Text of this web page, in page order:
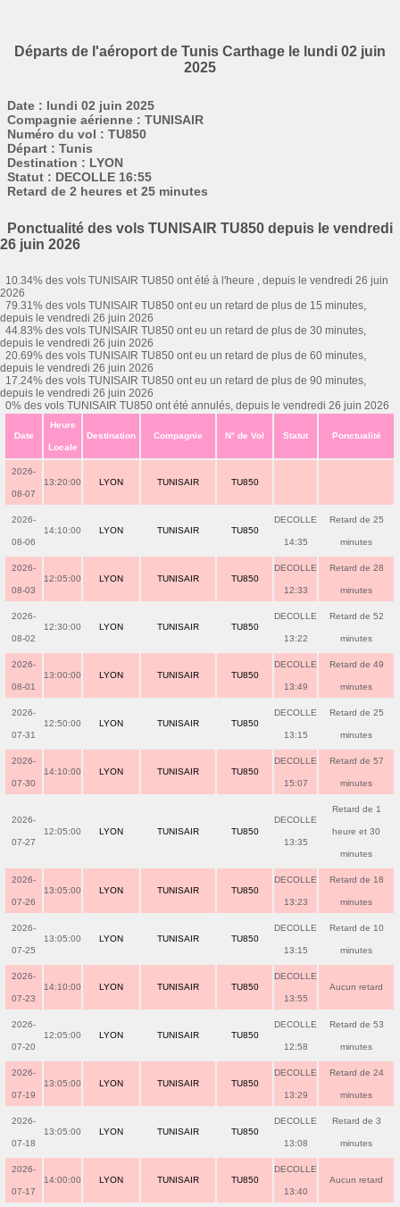
Départs de l'aéroport de Tunis Carthage le lundi 02 juin
2025
Date : lundi 02 juin 2025
Compagnie aérienne : TUNISAIR
Numéro du vol : TU850
Départ : Tunis
Destination : LYON
Statut : DECOLLE 16:55
Retard de 2 heures et 25 minutes
Ponctualité des vols TUNISAIR TU850 depuis le vendredi
26 juin 2026
10.34% des vols TUNISAIR TU850 ont été à l'heure , depuis le vendredi 26 juin
2026
79.31% des vols TUNISAIR TU850 ont eu un retard de plus de 15 minutes,
depuis le vendredi 26 juin 2026
44.83% des vols TUNISAIR TU850 ont eu un retard de plus de 30 minutes,
depuis le vendredi 26 juin 2026
20.69% des vols TUNISAIR TU850 ont eu un retard de plus de 60 minutes,
depuis le vendredi 26 juin 2026
17.24% des vols TUNISAIR TU850 ont eu un retard de plus de 90 minutes,
depuis le vendredi 26 juin 2026
0% des vols TUNISAIR TU850 ont été annulés, depuis le vendredi 26 juin 2026
Date
Heure
Locale
Destination Compagnie N° de Vol Statut Ponctualité
2026-
08-07
13:20:00 LYON TUNISAIR TU850
2026-
08-06
14:10:00 LYON TUNISAIR TU850
DECOLLE
14:35
Retard de 25
minutes
2026-
08-03
12:05:00 LYON TUNISAIR TU850
DECOLLE
12:33
Retard de 28
minutes
2026-
08-02
12:30:00 LYON TUNISAIR TU850
DECOLLE
13:22
Retard de 52
minutes
2026-
08-01
13:00:00 LYON TUNISAIR TU850
DECOLLE
13:49
Retard de 49
minutes
2026-
07-31
12:50:00 LYON TUNISAIR TU850
DECOLLE
13:15
Retard de 25
minutes
2026-
07-30
14:10:00 LYON TUNISAIR TU850
DECOLLE
15:07
Retard de 57
minutes
2026-
07-27
12:05:00 LYON TUNISAIR TU850
DECOLLE
13:35
Retard de 1
heure et 30
minutes
2026-
07-26
13:05:00 LYON TUNISAIR TU850
DECOLLE
13:23
Retard de 18
minutes
2026-
07-25
13:05:00 LYON TUNISAIR TU850
DECOLLE
13:15
Retard de 10
minutes
2026-
07-23
14:10:00 LYON TUNISAIR TU850
DECOLLE
13:55
Aucun retard
2026-
07-20
12:05:00 LYON TUNISAIR TU850
DECOLLE
12:58
Retard de 53
minutes
2026-
07-19
13:05:00 LYON TUNISAIR TU850
DECOLLE
13:29
Retard de 24
minutes
2026-
07-18
13:05:00 LYON TUNISAIR TU850
DECOLLE
13:08
Retard de 3
minutes
2026-
07-17
14:00:00 LYON TUNISAIR TU850
DECOLLE
13:40
Aucun retard